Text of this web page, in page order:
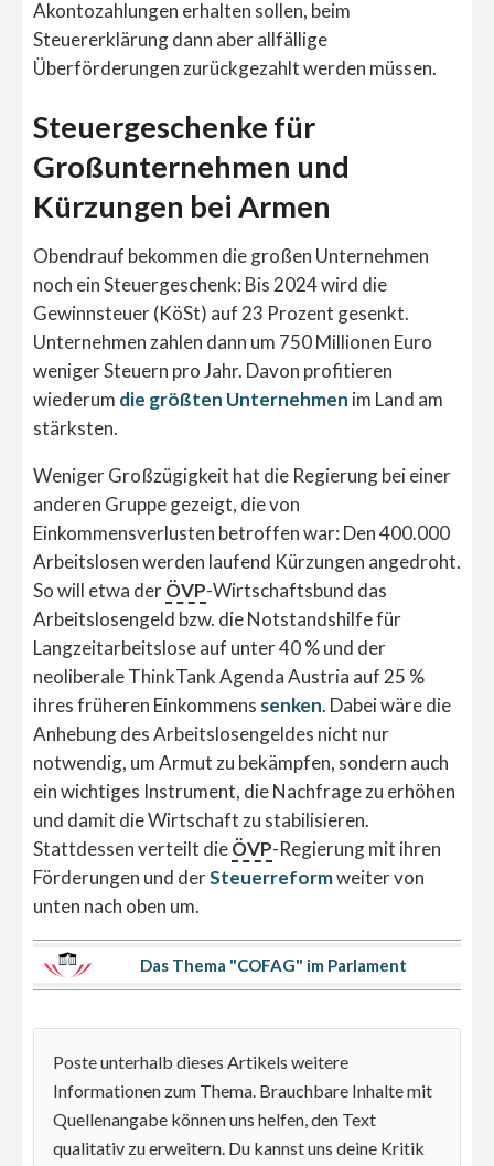
Akontozahlungen erhalten sollen, beim
Steuererklärung dann aber allfällige
Überförderungen zurückgezahlt werden müssen.
Steuergeschenke für
Großunternehmen und
Kürzungen bei Armen
Obendrauf bekommen die großen Unternehmen
noch ein Steuergeschenk: Bis 2024 wird die
Gewinnsteuer (KöSt) auf 23 Prozent gesenkt.
Unternehmen zahlen dann um 750 Millionen Euro
weniger Steuern pro Jahr. Davon profitieren
wiederum die größten Unternehmen im Land am
stärksten.
Weniger Großzügigkeit hat die Regierung bei einer
anderen Gruppe gezeigt, die von
Einkommensverlusten betroffen war: Den 400.000
Arbeitslosen werden laufend Kürzungen angedroht.
So will etwa derÖVP-Wirtschaftsbund das
Arbeitslosengeld bzw. die Notstandshilfe für
Langzeitarbeitslose auf unter 40 % und der
neoliberale ThinkTank Agenda Austria auf 25 %
ihres früheren Einkommens senken. Dabei wäre die
Anhebung des Arbeitslosengeldes nicht nur
notwendig, um Armut zu bekämpfen, sondern auch
ein wichtiges Instrument, die Nachfrage zu erhöhen
und damit die Wirtschaft zu stabilisieren.
Stattdessen verteilt dieÖVP-Regierung mit ihren
Förderungen und derSteuerreformweiter von
unten nach oben um.
Das Thema "COFAG" im Parlament
Poste unterhalb dieses Artikels weitere
Informationen zum Thema. Brauchbare Inhalte mit
Quellenangabe können uns helfen, den Text
qualitativ zu erweitern. Du kannst uns deine Kritik